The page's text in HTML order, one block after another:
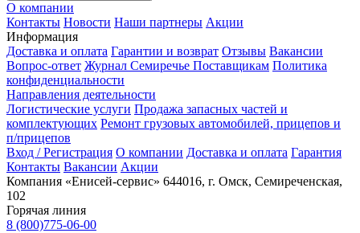
О компании
Контакты Новости Наши партнеры Акции
Информация
Доставка и оплата Гарантии и возврат Отзывы Вакансии
Вопрос-ответ Журнал Семиречье Поставщикам Политика
конфиденциальности
Направления деятельности
Логистические услуги Продажа запасных частей и
комплектующих Ремонт грузовых автомобилей, прицепов и
п/прицепов
Вход / Регистрация О компании Доставка и оплата Гарантия
Контакты Вакансии Акции
Компания «Енисей-сервис» 644016, г. Омск, Семиреченская,
102
Горячая линия
8 (800)775-06-00